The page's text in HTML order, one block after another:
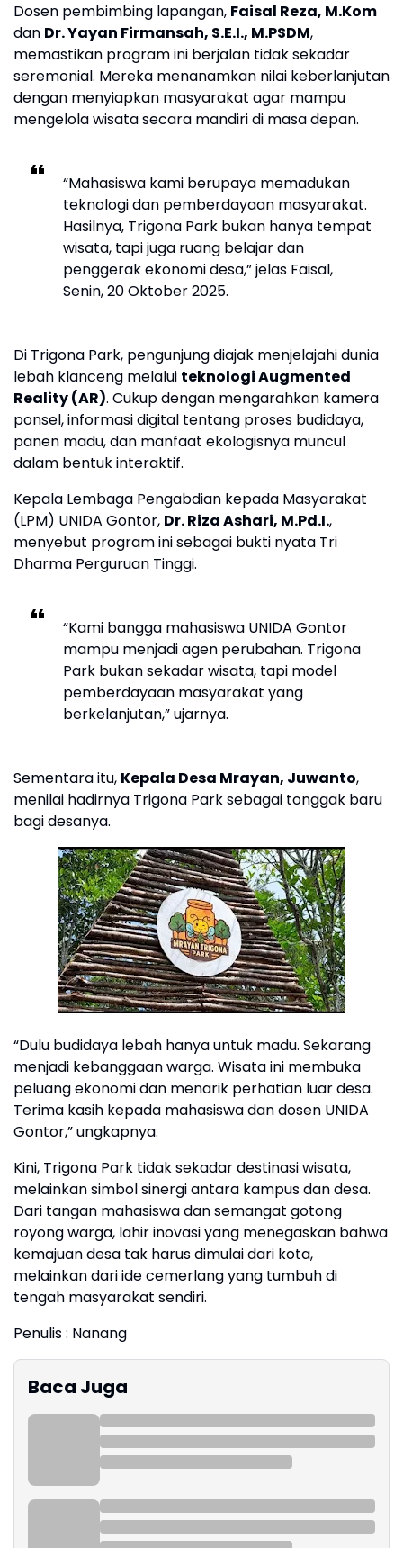
Dosen pembimbing lapangan, Faisal Reza, M.Kom
dan Dr. Yayan Firmansah, S.E.I., M.PSDM,
memastikan program ini berjalan tidak sekadar
seremonial. Mereka menanamkan nilai keberlanjutan
dengan menyiapkan masyarakat agar mampu
mengelola wisata secara mandiri di masa depan.
“Mahasiswa kami berupaya memadukan
teknologi dan pemberdayaan masyarakat.
Hasilnya, Trigona Park bukan hanya tempat
wisata, tapi juga ruang belajar dan
penggerak ekonomi desa,” jelas Faisal,
Senin, 20 Oktober 2025.
Di Trigona Park, pengunjung diajak menjelajahi dunia
lebah klanceng melalui teknologi Augmented
Reality (AR). Cukup dengan mengarahkan kamera
ponsel, informasi digital tentang proses budidaya,
panen madu, dan manfaat ekologisnya muncul
dalam bentuk interaktif.
Kepala Lembaga Pengabdian kepada Masyarakat
(LPM) UNIDA Gontor, Dr. Riza Ashari, M.Pd.I.,
menyebut program ini sebagai bukti nyata Tri
Dharma Perguruan Tinggi.
“Kami bangga mahasiswa UNIDA Gontor
mampu menjadi agen perubahan. Trigona
Park bukan sekadar wisata, tapi model
pemberdayaan masyarakat yang
berkelanjutan,” ujarnya.
Sementara itu, Kepala Desa Mrayan, Juwanto,
menilai hadirnya Trigona Park sebagai tonggak baru
bagi desanya.
“Dulu budidaya lebah hanya untuk madu. Sekarang
menjadi kebanggaan warga. Wisata ini membuka
peluang ekonomi dan menarik perhatian luar desa.
Terima kasih kepada mahasiswa dan dosen UNIDA
Gontor,” ungkapnya.
Kini, Trigona Park tidak sekadar destinasi wisata,
melainkan simbol sinergi antara kampus dan desa.
Dari tangan mahasiswa dan semangat gotong
royong warga, lahir inovasi yang menegaskan bahwa
kemajuan desa tak harus dimulai dari kota,
melainkan dari ide cemerlang yang tumbuh di
tengah masyarakat sendiri.
Penulis : Nanang
Baca Juga